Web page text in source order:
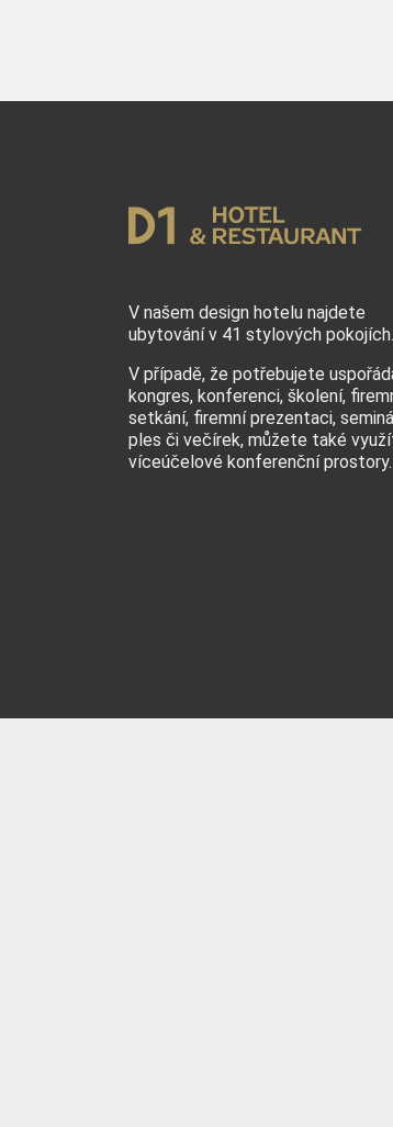
V našem design hotelu najdete
ubytování v 41 stylových pokojích.
V případě, že potřebujete
kongres, konferenci, školení,
setkání, firemní prezentaci,
ples či večírek, můžete také
víceúčelové konferenční prostory.